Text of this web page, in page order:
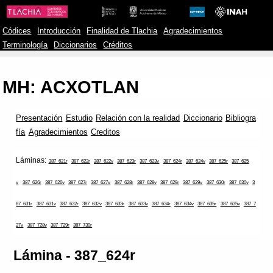
Códices Introducción Finalidad de Tlachia
Agradecimientos
Terminología
Diccionarios Créditos
MH: ACXOTLAN
Presentación Estudio Relación con la realidad Diccionario Bibliogra
fía Agradecimientos Creditos
Láminas: 387_621r 387_622r 387_622v 387_623r 387_623v 387_624r 387_624v 387_625r 387_625
v 387_626r 387_626v 387_627r 387_627v 387_628r 387_628v 387_629r 387_629v 387_630r 387_630v 3
87_631r 387_631v 387_632r 387_632v 387_633r 387_633v 387_634r 387_634v 387_635r 387_635v 387_7
27v 387_728v 387_729r 387_730r
Lámina - 387_624r